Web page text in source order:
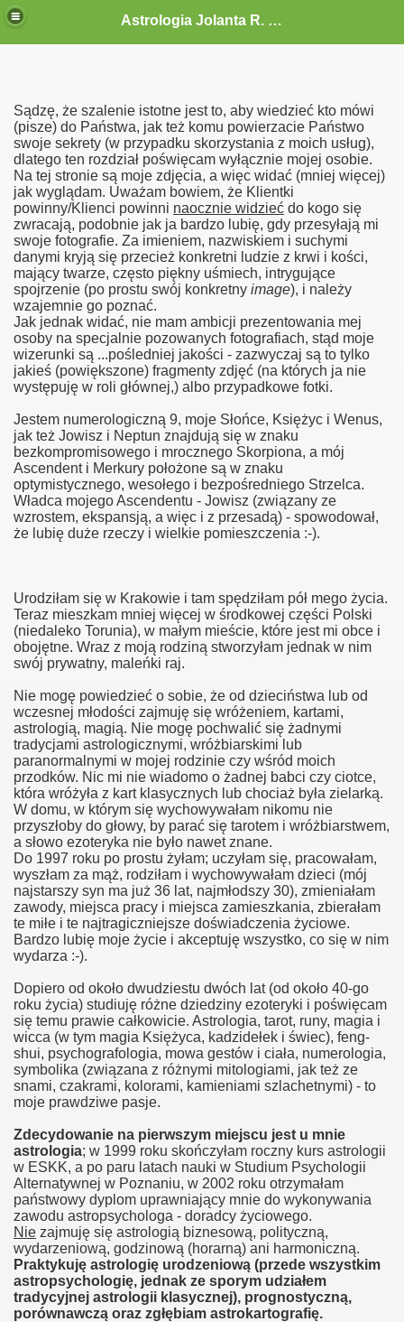
Astrologia Jolanta R. G.-Gołębiewska
Sądzę, że szalenie istotne jest to, aby wiedzieć kto mówi
(pisze) do Państwa, jak też komu powierzacie Państwo
swoje sekrety (w przypadku skorzystania z moich usług),
dlatego ten rozdział poświęcam wyłącznie mojej osobie.
Na tej stronie są moje zdjęcia, a więc widać (mniej więcej)
jak wyglądam. Uważam bowiem, że Klientki
powinny/Klienci powinni naocznie widzieć do kogo się
zwracają, podobnie jak ja bardzo lubię, gdy przesyłają mi
swoje fotografie. Za imieniem, nazwiskiem i suchymi
danymi kryją się przecież konkretni ludzie z krwi i kości,
mający twarze, często piękny uśmiech, intrygujące
spojrzenie (po prostu swój konkretny image), i należy
wzajemnie go poznać.
Jak jednak widać, nie mam ambicji prezentowania mej
osoby na specjalnie pozowanych fotografiach, stąd moje
wizerunki są ...pośledniej jakości - zazwyczaj są to tylko
jakieś (powiększone) fragmenty zdjęć (na których ja nie
występuję w roli głównej,) albo przypadkowe fotki.
Jestem numerologiczną 9, moje Słońce, Księżyc i Wenus,
jak też Jowisz i Neptun znajdują się w znaku
bezkompromisowego i mrocznego Skorpiona, a mój
Ascendent i Merkury położone są w znaku
optymistycznego, wesołego i bezpośredniego Strzelca.
Władca mojego Ascendentu - Jowisz (związany ze
wzrostem, ekspansją, a więc i z przesadą) - spowodował,
że lubię duże rzeczy i wielkie pomieszczenia :-).
Urodziłam się w Krakowie i tam spędziłam pół mego życia.
Teraz mieszkam mniej więcej w środkowej części Polski
(niedaleko Torunia), w małym mieście, które jest mi obce i
obojętne. Wraz z moją rodziną stworzyłam jednak w nim
swój prywatny, maleńki raj.
Nie mogę powiedzieć o sobie, że od dzieciństwa lub od
wczesnej młodości zajmuję się wróżeniem, kartami,
astrologią, magią. Nie mogę pochwalić się żadnymi
tradycjami astrologicznymi, wróżbiarskimi lub
paranormalnymi w mojej rodzinie czy wśród moich
przodków. Nic mi nie wiadomo o żadnej babci czy ciotce,
która wróżyła z kart klasycznych lub chociaż była zielarką.
W domu, w którym się wychowywałam nikomu nie
przyszłoby do głowy, by parać się tarotem i wróżbiarstwem,
a słowo ezoteryka nie było nawet znane.
Do 1997 roku po prostu żyłam; uczyłam się, pracowałam,
wyszłam za mąż, rodziłam i wychowywałam dzieci (mój
najstarszy syn ma już 36 lat, najmłodszy 30), zmieniałam
zawody, miejsca pracy i miejsca zamieszkania, zbierałam
te miłe i te najtragiczniejsze doświadczenia życiowe.
Bardzo lubię moje życie i akceptuję wszystko, co się w nim
wydarza :-).
Dopiero od około dwudziestu dwóch lat (od około 40-go
roku życia) studiuję różne dziedziny ezoteryki i poświęcam
się temu prawie całkowicie. Astrologia, tarot, runy, magia i
wicca (w tym magia Księżyca, kadzidełek i świec), feng-
shui, psychografologia, mowa gestów i ciała, numerologia,
symbolika (związana z różnymi mitologiami, jak też ze
snami, czakrami, kolorami, kamieniami szlachetnymi) - to
moje prawdziwe pasje.
Zdecydowanie na pierwszym miejscu jest u mnie
astrologia; w 1999 roku skończyłam roczny kurs astrologii
w ESKK, a po paru latach nauki w Studium Psychologii
Alternatywnej w Poznaniu, w 2002 roku otrzymałam
państwowy dyplom uprawniający mnie do wykonywania
zawodu astropsychologa - doradcy życiowego.
Nie zajmuję się astrologią biznesową, polityczną,
wydarzeniową, godzinową (horarną) ani harmoniczną.
Praktykuję astrologię urodzeniową (przede wszystkim
astropsychologię, jednak ze sporym udziałem
tradycyjnej astrologii klasycznej), prognostyczną,
porównawczą oraz zgłębiam astrokartografię.